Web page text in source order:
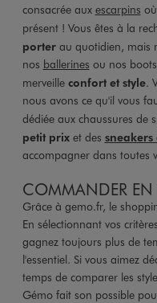
consacrée aux escarpins
présent ! Vous êtes à la
porterau quotidien, mais
nos ballerines ou nos
merveille confort et style.
nous avons ce qu'il vous
dédiée aux chaussures de
petit prixet des
accompagner dans toutes
COMMANDER EN
Grâce à gemo.fr, le
En sélectionnant vos
gagnez toujours plus de
l'essentiel. Si vous aimez
temps de comparer les
Gémo fait son possible